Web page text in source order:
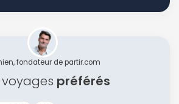
fondateur de partir.com
voyages préférés